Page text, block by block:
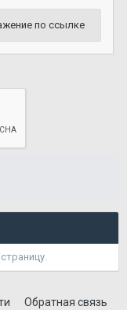
по ссылке
Обратная связь